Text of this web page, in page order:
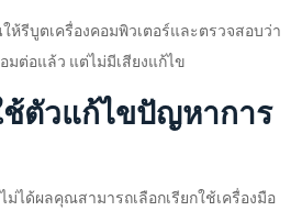
ห้รีบูตเครื่องคอมพิวเตอร์และตรวจสอบว่า
ต่อแล้ว แต่ไม่มีเสียงแก้ไข
ช้ตัวแก้ไขปัญหาการ
ได้ผลคุณสามารถเลือกเรียกใช้เครื่องมือ